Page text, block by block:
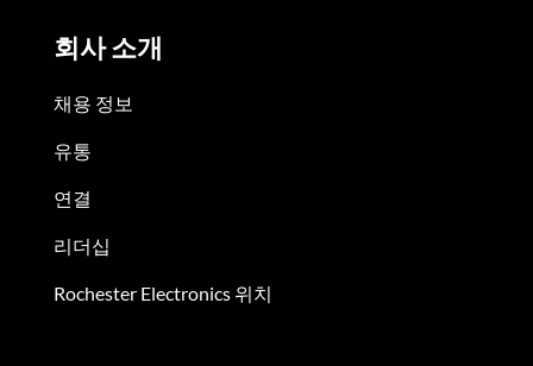
회사 소개
채용 정보
유통
연결
리더십
Rochester Electronics 위치